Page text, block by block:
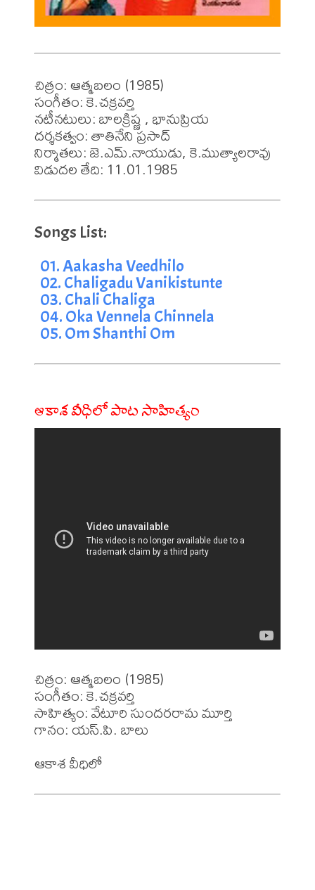
చిత్రం: ఆత్మబలం (1985)
సంగీతం: కె.చక్రవర్తి
నటీనటులు: బాలక్రిష్ణ , భానుప్రియ
దర్శకత్వం: తాతినేని ప్రసాద్
నిర్మాతలు: జె.ఎమ్.నాయుడు, కె.ముత్యాలరావు
విడుదల తేది: 11.01.1985
01. Aakasha Veedhilo
02. Chaligadu Vanikistunte
03. Chali Chaliga
04. Oka Vennela Chinnela
05. Om Shanthi Om
ఆకాశ వీధిలో పాట సాహిత్యం
చిత్రం: ఆత్మబలం (1985)
సంగీతం: కె.చక్రవర్తి
సాహిత్యం: వేటూరి సుందరరామ మూర్తి
గానం: యస్.పి. బాలు